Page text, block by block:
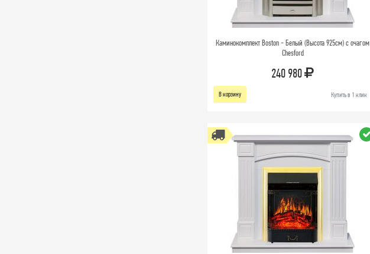
Каминокомплект Boston - Белый (Высота 925см) с очагом
Chesford
240 980
В корзину Купить в 1 клик